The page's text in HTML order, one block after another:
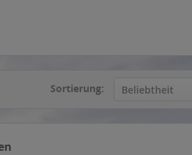
Sortierung: